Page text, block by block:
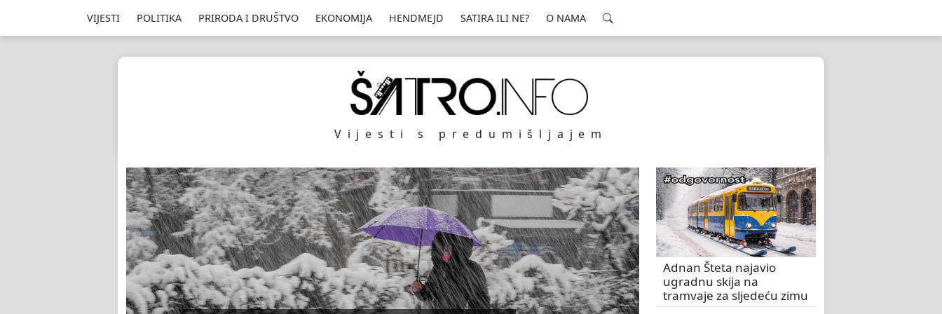
VIJESTI POLITIKA PRIRODA I DRUŠTVO EKONOMIJA HENDMEJD SATIRA ILI NE? O NAMA
Vijesti s predumišljajem
Adnan Šteta najavio
ugradnu skija na
tramvaje za sljedeću zimu